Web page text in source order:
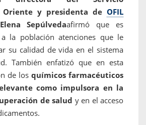
Oriente y presidenta de OFIL
Sepúlvedaafirmó que es
la población atenciones que le
su calidad de vida en el sistema
También enfatizó que en esta
de los químicos farmacéuticos
como impulsora en la
de salud y en el acceso